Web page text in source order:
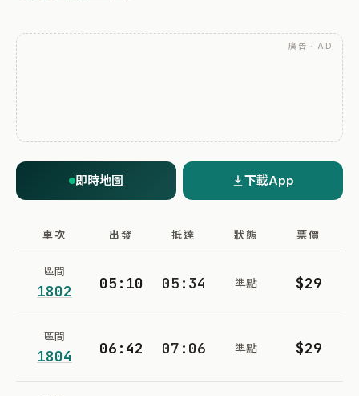
廣告 · AD
即時地圖 下載App
車次 出發 抵達 狀態 票價
區間
1802 05:10 05:34 準點 $29
區間
1804 06:42 07:06 準點 $29